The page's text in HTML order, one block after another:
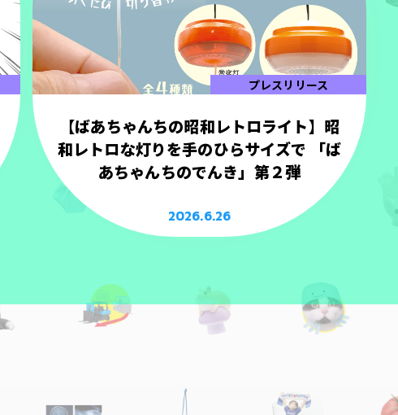
プレスリリース
【ばあちゃんちの昭和レトロライト】昭
和レトロな灯りを手のひらサイズで 「ば
あちゃんちのでんき」第２弾
2026.6.26